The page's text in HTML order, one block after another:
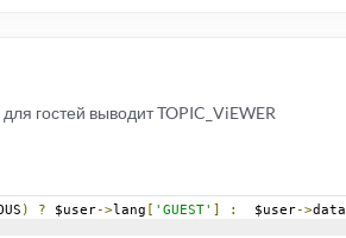
гостей выводит TOPIC_ViEWER
) ? $user->lang 'GUEST' :
  $user
->data